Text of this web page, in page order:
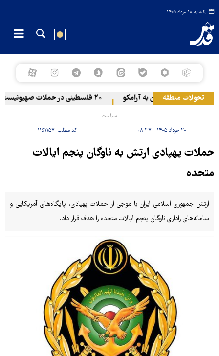
یکشنبه ۱۸ مرداد ۱۴۰۵
تحولات منطقه
حمله یمن به آرامکو ۲۰ فلسطینی در حملات صهیونیست‌ها و شهرک‌نشینان در کرانه باختری زخمی شدند
سیاست
۲۰ خرداد ۱۴۰۵ - ۰۸:۳۷ کد مطلب:۱۱۵۱۱۵۷
حملات پهپادی ارتش به ناوگان پنجم ایالات
متحده
ارتش جمهوری اسلامی ایران با موجی از حملات پهپادی، پایگاه‌های آمریکایی و
سامانه‌های راداری ناوگان پنجم ایالات متحده را هدف قرار داد.